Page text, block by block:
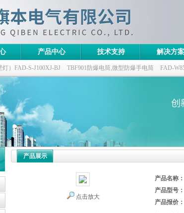
产品中心 技术支持 解决方案
）FAD-S-J100XJ-BJ TBF901防爆电筒,微型防爆手电筒 FAD-
极工厂灯,三防无极灯
产品展示
点击放大
产品名称：
产品型号：
产品报价：